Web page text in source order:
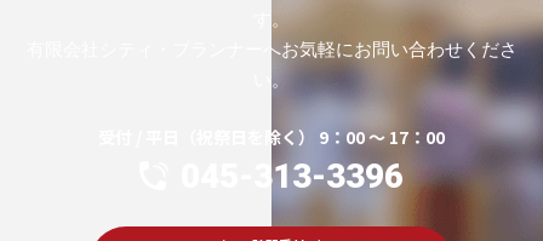
す。
有限会社シティ・プランナーへお気軽にお問い合わせくださ
い。
受付 / 平日（祝祭日を除く） 9：00 ～ 17：00
045-313-3396